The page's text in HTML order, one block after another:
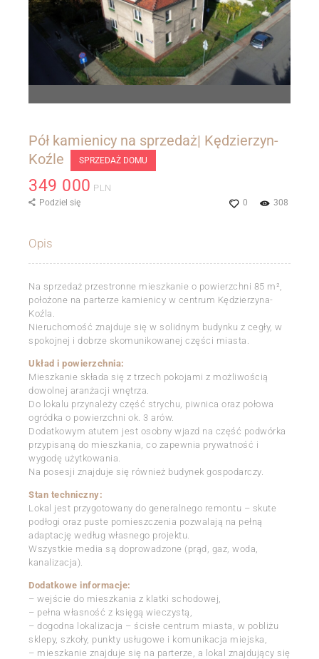
Pół kamienicy na sprzedaż| Kędzierzyn-
Koźle
SPRZEDAŻ DOMU
349 000 PLN
308
0
Podziel się
Opis
Na sprzedaż przestronne mieszkanie o powierzchni 85 m²,
położone na parterze kamienicy w centrum Kędzierzyna-
Koźla.
Nieruchomość znajduje się w solidnym budynku z cegły, w
spokojnej i dobrze skomunikowanej części miasta.
Układ i powierzchnia:
Mieszkanie składa się z trzech pokojami z możliwością
dowolnej aranżacji wnętrza.
Do lokalu przynależy część strychu, piwnica oraz połowa
ogródka o powierzchni ok. 3 arów.
Dodatkowym atutem jest osobny wjazd na część podwórka
przypisaną do mieszkania, co zapewnia prywatność i
wygodę użytkowania.
Na posesji znajduje się również budynek gospodarczy.
Stan techniczny:
Lokal jest przygotowany do generalnego remontu – skute
podłogi oraz puste pomieszczenia pozwalają na pełną
adaptację według własnego projektu.
Wszystkie media są doprowadzone (prąd, gaz, woda,
kanalizacja).
Dodatkowe informacje:
– wejście do mieszkania z klatki schodowej,
– pełna własność z księgą wieczystą,
– dogodna lokalizacja – ścisłe centrum miasta, w pobliżu
sklepy, szkoły, punkty usługowe i komunikacja miejska,
– mieszkanie znajduje się na parterze, a lokal znajdujący się